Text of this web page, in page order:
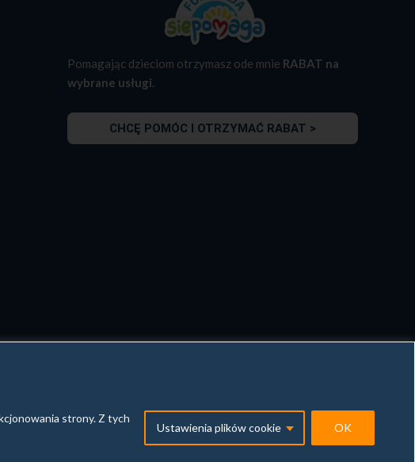
strony. Z tych
Ustawienia plików cookie OK
Pomagając dzieciom otrzymasz ode mnie RABAT na
wybrane usługi
CHCĘ POMÓC I OTRZYMAĆ RABAT >